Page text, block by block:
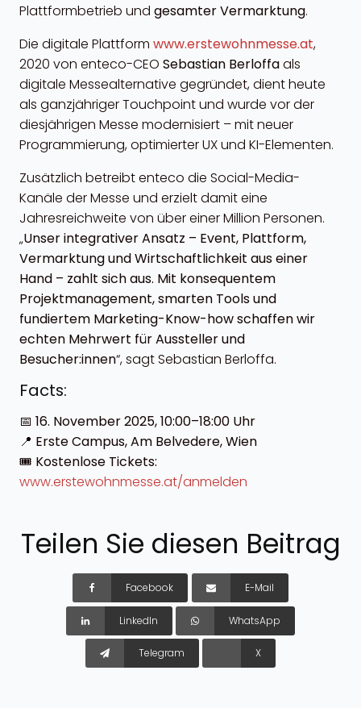
Plattformbetrieb und gesamter Vermarktung.
Die digitale Plattform www.erstewohnmesse.at,
2020 von enteco-CEO Sebastian Berloffaals
digitale Messealternative gegründet, dient heute
als ganzjähriger Touchpoint und wurde vor der
diesjährigen Messe modernisiert – mit neuer
Programmierung, optimierter UX und KI-Elementen.
Zusätzlich betreibt enteco die Social-Media-
Kanäle der Messe und erzielt damit eine
Jahresreichweite von über einer Million Personen.
„Unser integrativer Ansatz – Event, Plattform,
Vermarktung und Wirtschaftlichkeit aus einer
Hand – zahlt sich aus. Mit konsequentem
Projektmanagement, smarten Tools und
fundiertem Marketing-Know-how schaffen wir
echten Mehrwert für Aussteller und
Besucher:innen“, sagt Sebastian Berloffa.
Facts:
📅 16. November 2025, 10:00–18:00 Uhr
📍 Erste Campus, Am Belvedere, Wien
🎟️ Kostenlose Tickets:
www.erstewohnmesse.at/anmelden
Teilen Sie diesen Beitrag
X
Facebook E-Mail
LinkedIn WhatsApp
Telegram